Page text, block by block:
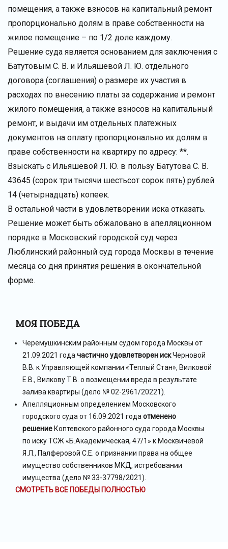
помещения, а также взносов на капитальный ремонт
пропорционально долям в праве собственности на
жилое помещение – по 1/2 доле каждому.
Решение суда является основанием для заключения с
Батутовым С. В. и Ильяшевой Л. Ю. отдельного
договора (соглашения) о размере их участия в
расходах по внесению платы за содержание и ремонт
жилого помещения, а также взносов на капитальный
ремонт, и выдачи им отдельных платежных
документов на оплату пропорционально их долям в
праве собственности на квартиру по адресу: **.
Взыскать с Ильяшевой Л. Ю. в пользу Батутова С. В.
43645 (сорок три тысячи шестьсот сорок пять) рублей
14 (четырнадцать) копеек.
В остальной части в удовлетворении иска отказать.
Решение может быть обжаловано в апелляционном
порядке в Московский городской суд через
Люблинский районный суд города Москвы в течение
месяца со дня принятия решения в окончательной
форме.
МОЯ ПОБЕДА
Черемушкинским районным судом города Москвы от
21.09.2021 года частично удовлетворен искЧерновой
В.В. к Управляющей компании «Теплый Стан», Вилковой
Е.В., Вилкову Т.В. о возмещении вреда в результате
залива квартиры (дело № 02-2961/20221).
Апелляционным определением Московского
городского суда от 16.09.2021 года отменено
решение Коптевского районного суда города Москвы
по иску ТСЖ «Б.Академическая, 47/1» к Москвичевой
Я.Л., Палферовой С.Е. о признании права на общее
имущество собственников МКД, истребовании
имущества (дело № 33-37798/2021).
СМОТРЕТЬ ВСЕ ПОБЕДЫ ПОЛНОСТЬЮ